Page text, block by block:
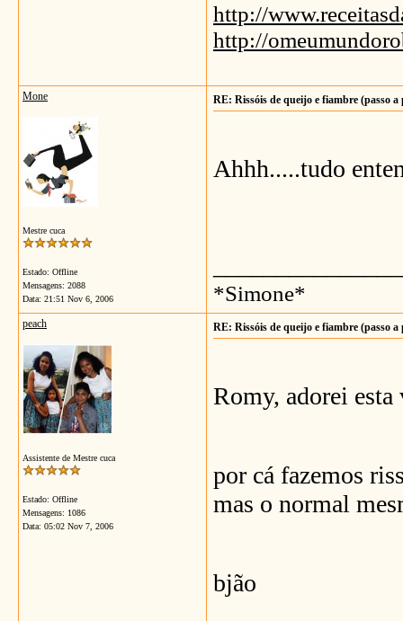
http://
http://
Mone
Mestre cuca
Estado: Offline
Mensagens: 2088
Data: 21:51 Nov 6, 2006
RE: Rissóis de queijo e fiambre (passo a
Ahhh.....tudo
*Simone*
peach
Assistente de Mestre cuca
Estado: Offline
Mensagens: 1086
Data: 05:02 Nov 7, 2006
RE: Rissóis de queijo e fiambre (passo a
Romy, adorei esta
por cá fazemos
mas o normal
bjão